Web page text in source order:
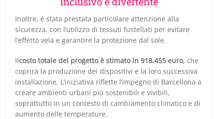
Inoltre, è stata prestata particolare attenzione alla
sicurezza, con l’utilizzo di tessuti fustellati per evitare
l’effetto vela e garantire la protezione dal sole.
Ilcosto totale del progetto è stimato in 918.455 euro, che
coprirà la produzione dei dispositivi e la loro successiva
installazione. L’iniziativa riflette l’impegno di Barcellona a
creare ambienti urbani più sostenibili e vivibili,
soprattutto in un contesto di cambiamento climatico e di
aumento delle temperature.